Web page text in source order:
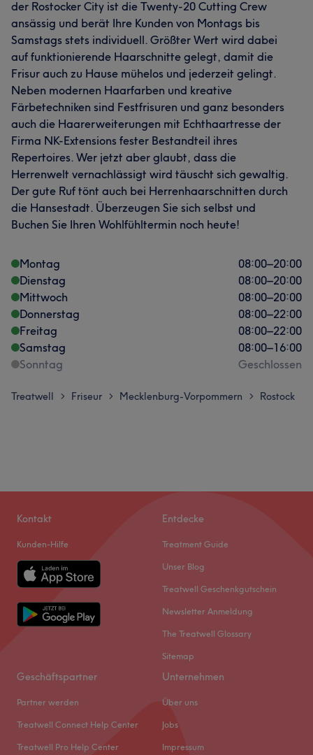
der Rostocker City ist die Twenty-20 Cutting Crew
ansässig und berät Ihre Kunden von Montags bis
Samstags stets individuell. Größter Wert wird dabei
auf funktionierende Haarschnitte gelegt, damit die
Frisur auch zu Hause mühelos und jederzeit gelingt.
Neben modernen Haarfarben und kreative
Färbetechniken sind Festfrisuren und ganz besonders
auch die Haarerweiterungen mit Echthaartresse der
Firma NK-Extensions fester Bestandteil ihres
Repertoires. Wer jetzt aber glaubt, dass die
Herrenwelt vernachlässigt wird täuscht sich gewaltig.
Der gute Ruf tönt auch bei Herrenhaarschnitten durch
die Hansestadt. Überzeugen Sie sich selbst und
Buchen Sie Ihren Wohlfühltermin noch heute!
Montag 08:00–20:00
Dienstag
08:00–20:00
Mittwoch
08:00–20:00
Donnerstag
08:00–22:00
Freitag
08:00–22:00
Samstag
08:00–16:00
Sonntag
Geschlossen
Treatwell > Friseur > Mecklenburg-Vorpommern > Rostock
Kontakt
Kunden-Hilfe
Entdecke
Treatment Guide
Unser Blog
Treatwell Geschenkgutschein
Newsletter Anmeldung
The Treatwell Glossary
Sitemap
Geschäftspartner
Partner werden
Treatwell Connect Help Center
Treatwell Pro Help Center
Unternehmen
Über uns
Jobs
Impressum